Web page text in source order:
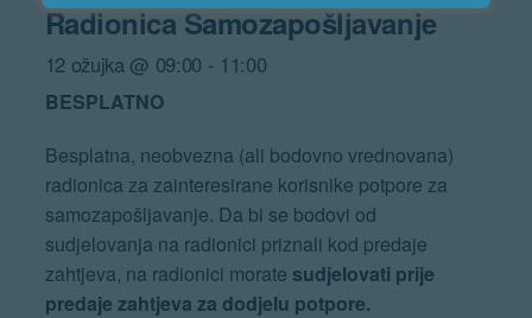
Radionica Samozapošljavanje
12 ožujka @ 09:00 - 11:00
BESPLATNO
Besplatna, neobvezna (ali bodovno vrednovana)
radionica za zainteresirane korisnike potpore za
samozapošljavanje. Da bi se bodovi od
sudjelovanja na radionici priznali kod predaje
zahtjeva, na radionici morate sudjelovati prije
predaje zahtjeva za dodjelu potpore.